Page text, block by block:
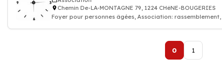
Chemin De-LA-MONTAGNE 79, 1224 CHêNE-BOUGERIES
Foyer pour personnes âgées, Association:
0 1